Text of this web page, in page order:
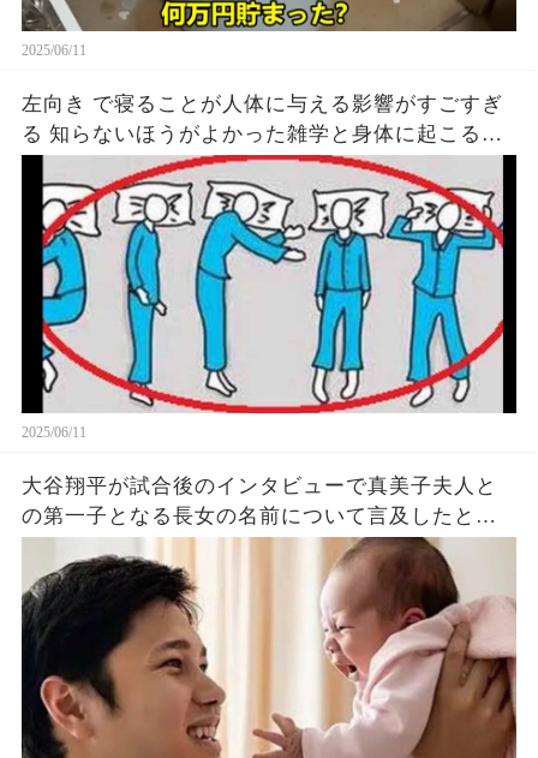
2025/06/11
左向き で寝ることが人体に与える影響がすごすぎ
る 知らないほうがよかった雑学と身体に起こる現
象がヤバい… 驚くべき 大人の 面白いけど知ると後
悔
2025/06/11
大谷翔平が試合後のインタビューで真美子夫人と
の第一子となる長女の名前について言及したと話
題に！山本由伸や佐々木朗希は知ってそう！